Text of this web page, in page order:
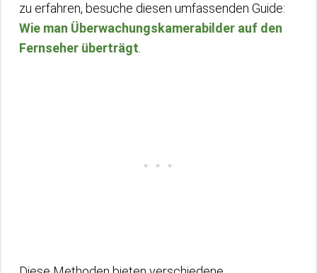
zu erfahren, besuche diesen umfassenden Guide:
Wie man Überwachungskamerabilder auf den
Fernseher überträgt